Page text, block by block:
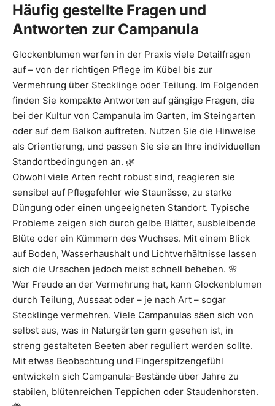
Häufig gestellte Fragen und
Antworten zur Campanula
Glockenblumen werfen in der Praxis viele Detailfragen
auf – von der richtigen Pflege im Kübel bis zur
Vermehrung über Stecklinge oder Teilung. Im Folgenden
finden Sie kompakte Antworten auf gängige Fragen, die
bei der Kultur von Campanula im Garten, im Steingarten
oder auf dem Balkon auftreten. Nutzen Sie die Hinweise
als Orientierung, und passen Sie sie an Ihre individuellen
Standortbedingungen an. 🌿
Obwohl viele Arten recht robust sind, reagieren sie
sensibel auf Pflegefehler wie Staunässe, zu starke
Düngung oder einen ungeeigneten Standort. Typische
Probleme zeigen sich durch gelbe Blätter, ausbleibende
Blüte oder ein Kümmern des Wuchses. Mit einem Blick
auf Boden, Wasserhaushalt und Lichtverhältnisse lassen
sich die Ursachen jedoch meist schnell beheben. 🌸
Wer Freude an der Vermehrung hat, kann Glockenblumen
durch Teilung, Aussaat oder – je nach Art – sogar
Stecklinge vermehren. Viele Campanulas säen sich von
selbst aus, was in Naturgärten gern gesehen ist, in
streng gestalteten Beeten aber reguliert werden sollte.
Mit etwas Beobachtung und Fingerspitzengefühl
entwickeln sich Campanula-Bestände über Jahre zu
stabilen, blütenreichen Teppichen oder Staudenhorsten.